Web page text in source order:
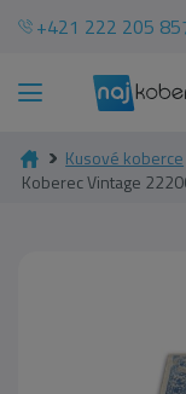
+421 222 205
Kusové koberce
Koberec Vintage